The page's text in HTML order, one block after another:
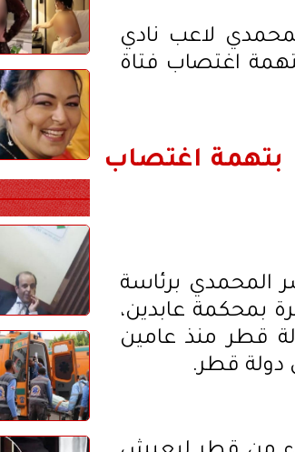
لاعب نادي
اغتصاب فتاة
بتهمة اغتصاب
المحمدي برئاسة
بمحكمة عابدين،
قطر منذ عامين
دولة قطر.